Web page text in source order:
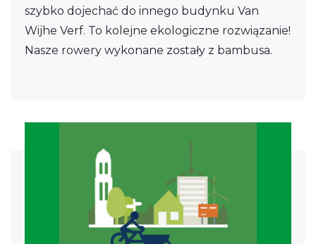
szybko dojechać do innego budynku Van
Wijhe Verf. To kolejne ekologiczne rozwiązanie!
Nasze rowery wykonane zostały z bambusa.